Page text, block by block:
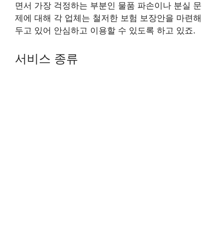
면서 가장 걱정하는 부분인 물품 파손이나 분실 문
제에 대해 각 업체는 철저한 보험 보장안을 마련해
두고 있어 안심하고 이용할 수 있도록 하고 있죠.
서비스 종류